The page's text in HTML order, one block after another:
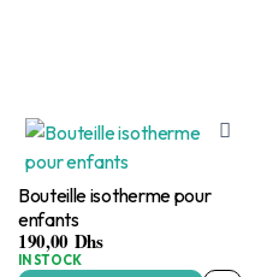
Bouteille isotherme pour
enfants
190,00 Dhs
IN STOCK